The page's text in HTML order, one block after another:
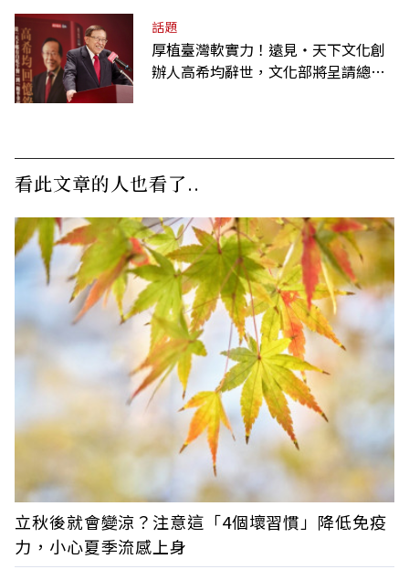
話題
厚植臺灣軟實力！遠見‧天下文化創
辦人高希均辭世，文化部將呈請總統
看此文章的人也看了..
立秋後就會變涼？注意這「4個壞習慣」降低免疫
力，小心夏季流感上身